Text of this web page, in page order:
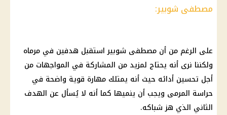
مصطفى شوبير:
على الرغم من أن مصطفى شوبيراستقبل هدفين في مرماه
ولكننا نرى أنه يحتاج لمزيد من المشاركة في المواجهات من
أجل تحسين أدائه حيث أنه يمتلك مهارة قوية واضحة في
حراسة المرمى ويجب أن ينميها كما أنه لا يُسأل عن الهدف
الثاني الذي هز شباكه.